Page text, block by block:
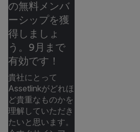
の無料メンバ
ーシップを獲
得しましょ
う。9月まで
有効です！
貴社にとって
Assetlinkがどれほ
ど貴重なものかを
理解していただき
たいと思います。